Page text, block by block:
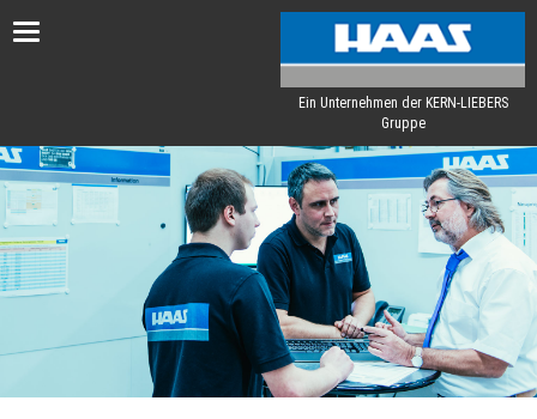
Toggle
Ein Unternehmen der KERN-LIEBERS
Gruppe